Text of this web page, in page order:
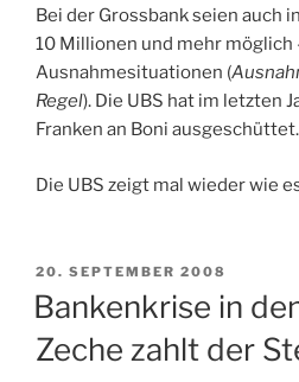
Bei der Grossbank seien auch
10 Millionen und mehr möglich
Ausnahmesituationen (
Regel). Die UBS hat im letzten
Franken an Boni ausgeschüttet.
Die UBS zeigt mal wieder wie
VERÖFFENTLICHT
AM
20. SEPTEMBER 2008
Bankenkrise in
Zeche zahlt der